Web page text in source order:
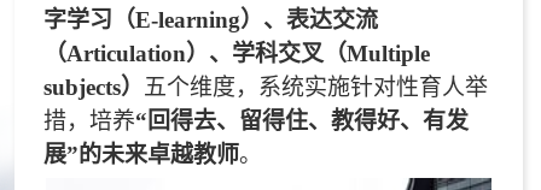
字学习（E-learning）、表达交流
（Articulation）、学科交叉（Multiple
subjects） 五个维度，系统实施针对性育人举
措，培养“回得去、留得住、教得好、有发
展”的未来卓越教师。